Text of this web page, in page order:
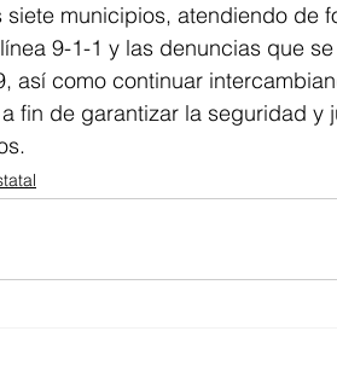
siete municipios, atendiendo de
9-1-1 y las denuncias que
así como continuar
fin de garantizar la seguridad y